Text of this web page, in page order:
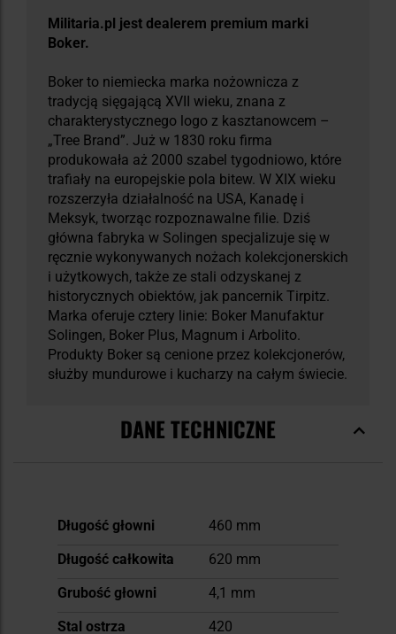
Militaria.pl jest dealerem premium marki
Boker.
Boker to niemiecka marka nożownicza z
tradycją sięgającą XVII wieku, znana z
charakterystycznego logo z kasztanowcem –
„Tree Brand”. Już w 1830 roku firma
produkowała aż 2000 szabel tygodniowo, które
trafiały na europejskie pola bitew. W XIX wieku
rozszerzyła działalność na USA, Kanadę i
Meksyk, tworząc rozpoznawalne filie. Dziś
główna fabryka w Solingen specjalizuje się w
ręcznie wykonywanych nożach kolekcjonerskich
i użytkowych, także ze stali odzyskanej z
historycznych obiektów, jak pancernik Tirpitz.
Marka oferuje cztery linie: Boker Manufaktur
Solingen, Boker Plus, Magnum i Arbolito.
Produkty Boker są cenione przez kolekcjonerów,
służby mundurowe i kucharzy na całym świecie.
DANE TECHNICZNE
Więcej
Długość głowni
460 mm
Długość całkowita
620 mm
Grubość głowni
4,1 mm
Stal ostrza
420